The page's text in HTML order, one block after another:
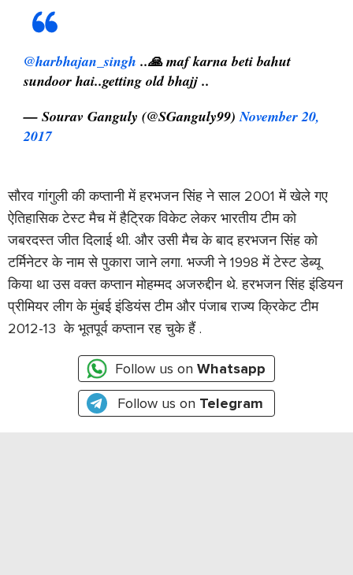
@harbhajan_singh ..🙏 maf karna beti bahut
sundoor hai..getting old bhajj ..
— Sourav Ganguly (@SGanguly99)November 20,
2017
सौरव गांगुली की कप्तानी में हरभजन सिंह ने साल 2001 में खेले गए
ऐतिहासिक टेस्ट मैच में हैट्रिक विकेट लेकर भारतीय टीम को
जबरदस्त जीत दिलाई थी. और उसी मैच के बाद हरभजन सिंह को
टर्मिनेटर के नाम से पुकारा जाने लगा. भज्जी ने 1998 में टेस्ट डेब्यू
किया था उस वक्त कप्तान मोहम्मद अजरुद्दीन थे. हरभजन सिंह इंडियन
प्रीमियर लीग के मुंबई इंडियंस टीम और पंजाब राज्य क्रिकेट टीम
2012-13 के भूतपूर्व कप्तान रह चुके हैं .
Follow us on Whatsapp
Follow us on Telegram